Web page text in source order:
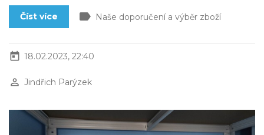
Číst více label Naše doporučení a výběr zboží
today 18.02.2023, 22:40
perm_identity Jindřich Parýzek